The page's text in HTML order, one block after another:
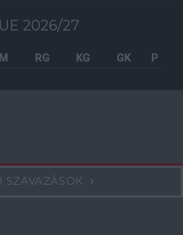
2026/27
M RG KG GK P
SZAVAZÁSOK